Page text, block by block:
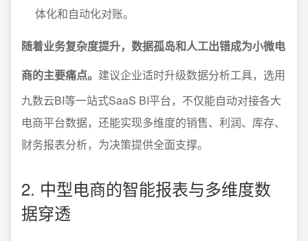
体化和自动化对账。
随着业务复杂度提升，数据孤岛和人工出错成为小微电
商的主要痛点。 建议企业适时升级数据分析工具，选用
九数云BI等一站式SaaS BI平台，不仅能自动对接各大
电商平台数据，还能实现多维度的销售、利润、库存、
财务报表分析，为决策提供全面支撑。
2. 中型电商的智能报表与多维度数
据穿透